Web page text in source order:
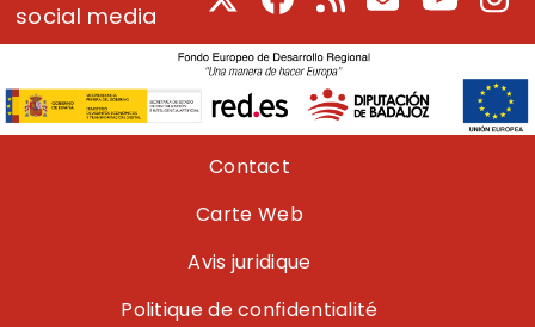
social media
Pie de páginaContact
Carte Web
Avis juridique
Politique de confidentialité